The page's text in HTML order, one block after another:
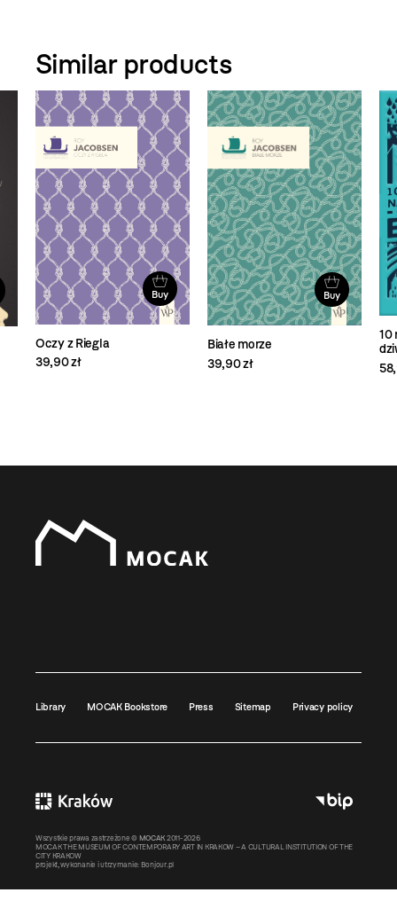
Similar products
Buy
Oczy z Riegla
39,90 zł
Buy
Białe morze
39,90 zł
10
Library MOCAK Bookstore Press Sitemap Privacy policy
Wszystkie prawa zastrzeżone © MOCAK 2011-2026
MOCAK THE MUSEUM OF CONTEMPORARY ART IN KRAKOW – A CULTURAL INSTITUTION OF THE
CITY KRAKOW
projekt, wykonanie i utrzymanie: Bonjour.pl